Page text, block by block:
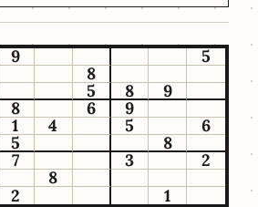
9
5
8
5 8
9
8
6
9
1 4 5
6
5
8
7 3
2
8
2 1